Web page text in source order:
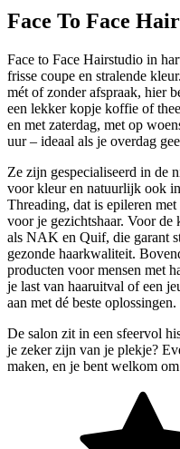
Face To Face
Face to Face Hairstudio in
frisse coupe en stralende
mét of zonder afspraak, hier
een lekker kopje koffie of
en met zaterdag, met op
uur – ideaal als je overdag
Ze zijn gespecialiseerd in de
voor kleur en natuurlijk ook
Threading, dat is epileren
voor je gezichtshaar. Voor
als NAK en Quif, die garant
gezonde haarkwaliteit.
producten voor mensen met
je last van haaruitval of een
aan met dé beste oplossingen.
De salon zit in een sfeervol
je zeker zijn van je plekje?
maken, en je bent welkom